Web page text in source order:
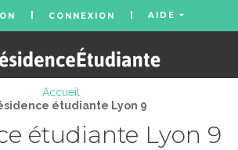
CONNEXION AIDE
Accueil
étudiante Lyon 9
étudiante Lyon 9